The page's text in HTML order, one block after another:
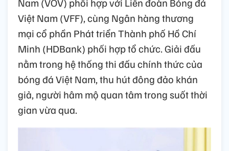
Việt Nam (VFF), cùng Ngân hàng thương
mại cổ phần Phát triển Thành phố Hồ Chí
Minh (HDBank) phối hợp tổ chức. Giải đấu
nằm trong hệ thống thi đấu chính thức của
bóng đá Việt Nam, thu hút đông đảo khán
giả, người hâm mộ quan tâm trong suốt thời
gian vừa qua.